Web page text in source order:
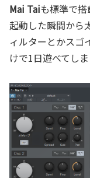
Mai Taiも標準で搭
起動した瞬間から
ィルターとかスゴ
けで1日遊べてし